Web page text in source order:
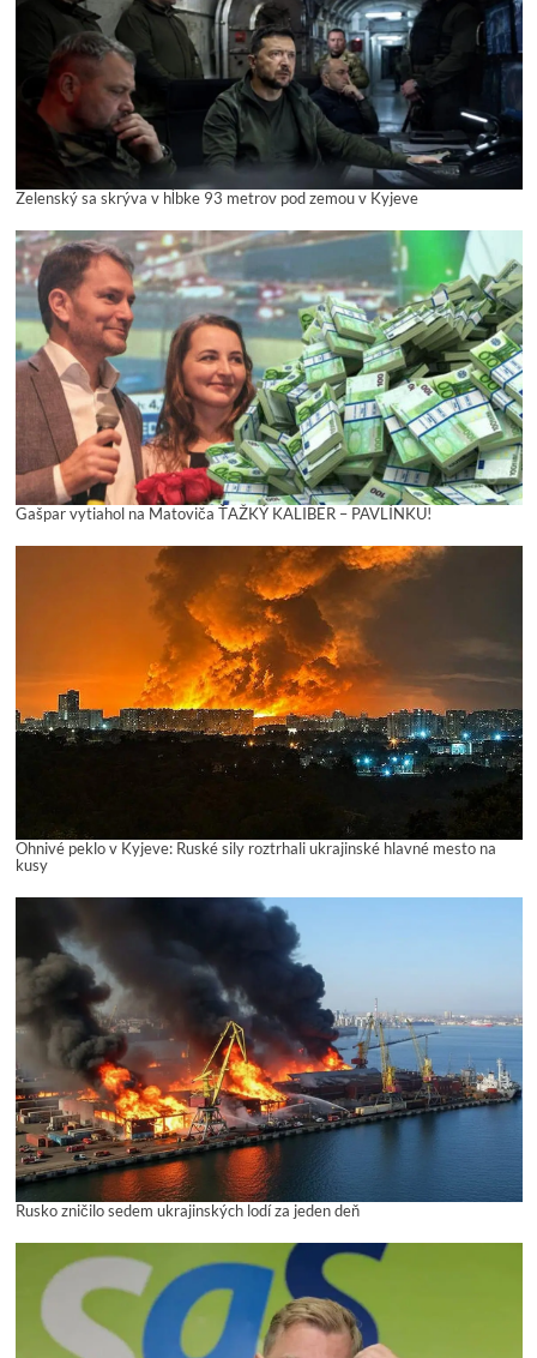
Zelenský sa skrýva v hĺbke 93 metrov pod zemou v Kyjeve
Gašpar vytiahol na Matoviča ŤAŽKÝ KALIBER – PAVLÍNKU!
Ohnivé peklo v Kyjeve: Ruské sily roztrhali ukrajinské hlavné mesto na
kusy
Rusko zničilo sedem ukrajinských lodí za jeden deň